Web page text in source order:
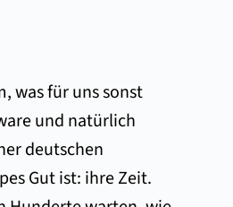
was für uns sonst
und natürlich
deutschen
Gut ist: ihre Zeit.